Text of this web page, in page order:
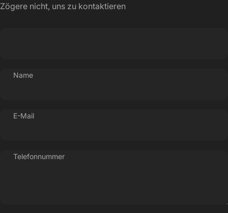
Zögere nicht, uns zu kontaktieren
Name
E-Mail
Telefonnummer